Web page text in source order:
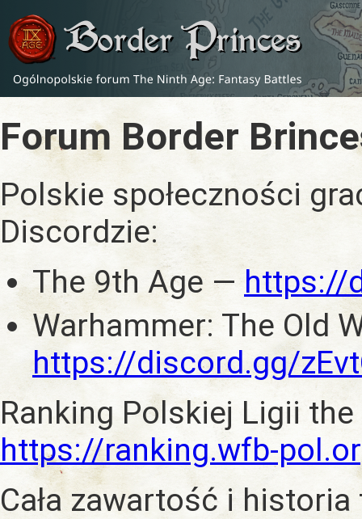
Forum Border
Polskie społeczności
Discordzie:
The 9th Age —https://
Warhammer: The Old
https://discord.gg/
Ranking Polskiej Ligii
https://ranking.wfb-
Cała zawartość i historia